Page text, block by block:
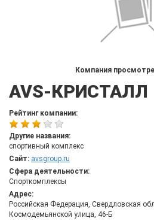
Компания
AVS-КРИСТАЛЛ
Рейтинг компании:
Другие названия:
спортивный комплекс
Сайт: avsgroup.ru
Сфера деятельности:
Спорткомплексы
Адрес:
Российская Федерация, Свердловская
Космодемьянской улица, 46-Б